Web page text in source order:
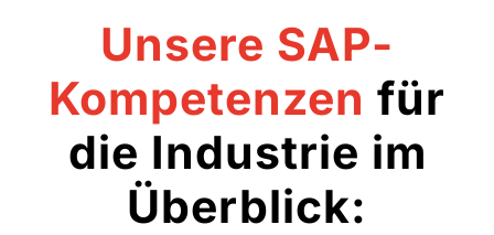
Unsere SAP-
Kompetenzen für
die Industrie im
Überblick: